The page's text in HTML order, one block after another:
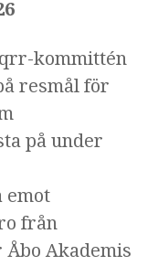
kommittén
resmål för
på under
emot
från
Akademis